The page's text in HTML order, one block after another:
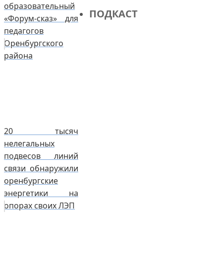
образовательный
«Форум-сказ» для
педагогов
Оренбургского
района
20 тысяч
нелегальных
подвесов линий
связи обнаружили
оренбургские
энергетики на
опорах своих ЛЭП
ПОДКАСТ